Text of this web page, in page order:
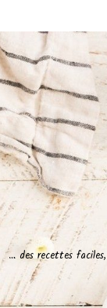
… des recettes